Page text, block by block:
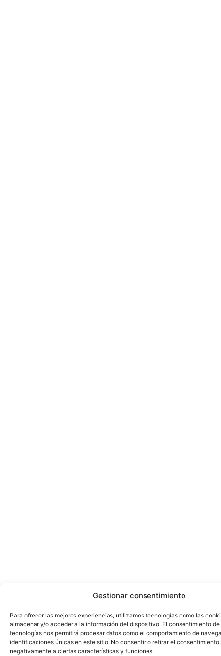
Gestionar consentimiento
Para ofrecer las mejores experiencias, utilizamos tecnologías como las
almacenar y/o acceder a la información del dispositivo. El consentimiento de
tecnologías nos permitirá procesar datos como el comportamiento de
identificaciones únicas en este sitio. No consentir o retirar el
negativamente a ciertas características y funciones.